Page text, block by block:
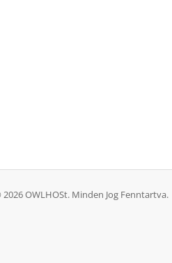
OWLHOSt. Minden Jog Fenntartva.